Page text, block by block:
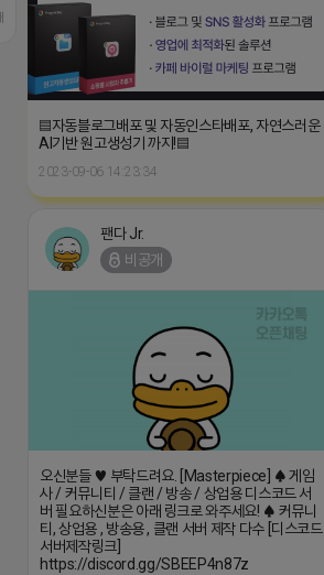
▤자동블로그배포 및 자동인스타배포, 자연스러운
AI기반 원고생성기 까지!▤
2023-09-06 14:23:34
팬다 Jr.
비공개
오신분들 ♥ 부탁드려요. [Masterpiece] ♠ 게임
사 / 커뮤니티 / 클랜 / 방송 / 상업용 디스코드 서
버 필요하신분은 아래 링크로 와주세요! ♠ 커뮤니
티, 상업용 , 방송용 , 클랜 서버 제작 다수 [디스코드
서버제작링크]
https://discord.gg/SBEEP4n87z